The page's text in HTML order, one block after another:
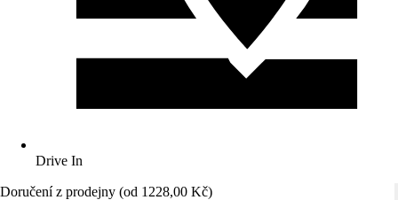
Drive In
Doručení z prodejny (od 1228,00 Kč)